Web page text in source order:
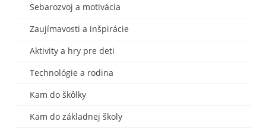
Sebarozvoj a motivácia
Zaujímavosti a inšpirácie
Aktivity a hry pre deti
Technológie a rodina
Kam do škôlky
Kam do základnej školy